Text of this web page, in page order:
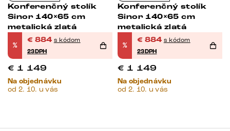
Konferenčný stolík
Sinor 140×65 cm
metalická zlatá
%
€ 884 s kódom
23DPH
€ 1 149
Na objednávku
od 2. 10. u vás
Konferenčný stolík
Sinor 140×65 cm
metalická zlatá
%
€ 884 s kódom
23DPH
€ 1 149
Na objednávku
od 2. 10. u vás